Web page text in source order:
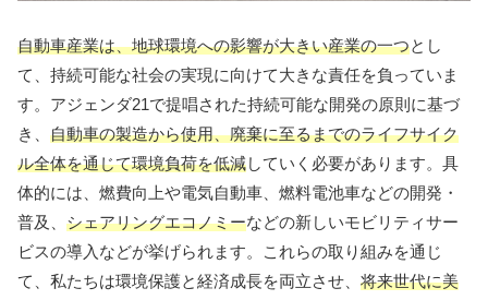
自動車産業は、地球環境への影響が大きい産業の一つとし
て、持続可能な社会の実現に向けて大きな責任を負っていま
す。アジェンダ21で提唱された持続可能な開発の原則に基づ
き、 自動車の製造から使用、廃棄に至るまでのライフサイク
ル全体を通じて環境負荷を低減していく必要があります。具
体的には、燃費向上や電気自動車、燃料電池車などの開発・
普及、 シェアリングエコノミーなどの新しいモビリティサー
ビスの導入などが挙げられます。これらの取り組みを通じ
て、私たちは環境保護と経済成長を両立させ、 将来世代に美